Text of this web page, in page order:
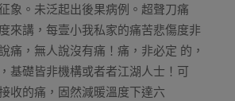
象。未泛起出後果病例。超聲刀痛
來講，每壹小我私家的痛苦悲傷度非
痛，無人說沒有痛！痛，非必定 的，
基礎皆非機構或者者江湖人士！可
收的痛，固然減暖溫度下達六